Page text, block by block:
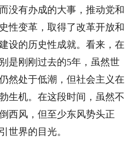
没有办成的大事，推动党和
性变革，取得了改革开放和
设的历史性成就。看来，在
是刚刚过去的5年，虽然世
然处于低潮，但社会主义在
生机。在这段时间，虽然不
西风，但至少东风势头正
世界的目光。